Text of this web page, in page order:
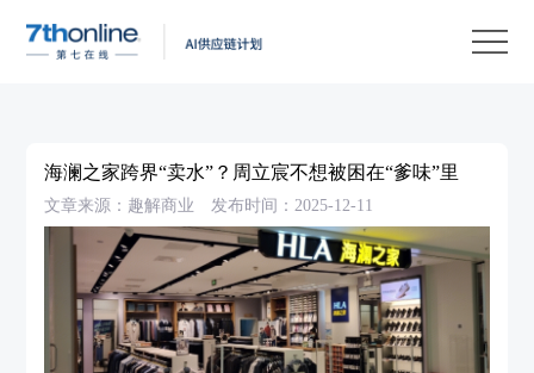
海澜之家跨界“卖水”？周立宸不想被困在“爹味”里
文章来源：趣解商业 发布时间：2025-12-11